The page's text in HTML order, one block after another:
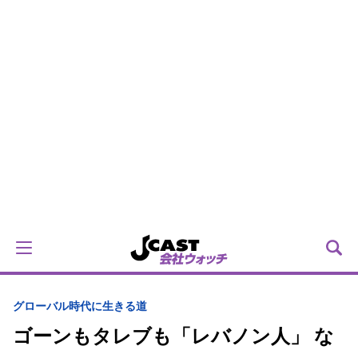
グローバル時代に生きる道
ゴーンもタレブも「レバノン人」 な